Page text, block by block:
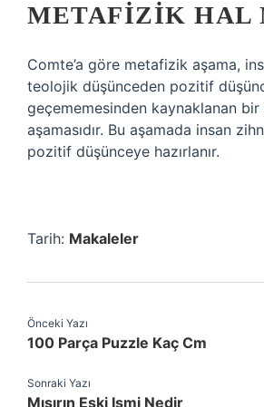
METAFIZIK HAL
Comte’a göre metafizik aşama,
teolojik düşünceden pozitif
geçememesinden kaynaklanan bir
aşamasıdır. Bu aşamada insan
pozitif düşünceye hazırlanır.
Tarih: Makaleler
Önceki Yazı
100 Parça Puzzle Kaç Cm
Sonraki Yazı
Mısırın Eski Ismi Nedir